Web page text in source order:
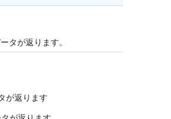
タが返ります。
が返ります